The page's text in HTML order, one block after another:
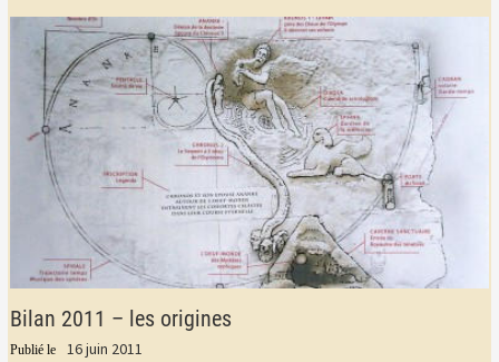
Bilan 2011 – les origines
16 juin 2011